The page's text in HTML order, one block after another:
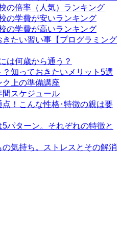
の倍率（人気）ランキング
の学費が安いランキング
の学費が高いランキング
たい習い事【プログラミング
は何歳から通う？
知っておきたいメリット5選
上の準備講座
間スケジュール
！こんな性格･特徴の親は要
パターン。それぞれの特徴と
気持ち。ストレスとその解消